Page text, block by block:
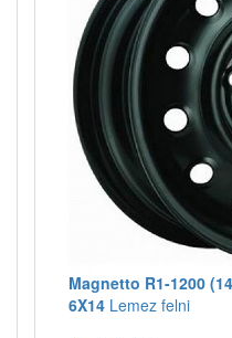
Magnetto R1-1200
6X14 Lemez felni